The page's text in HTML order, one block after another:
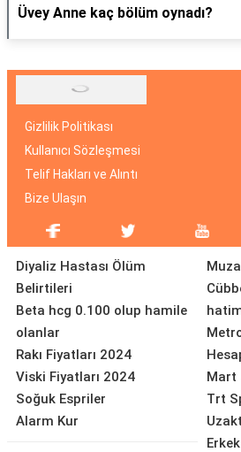
Üvey Anne kaç bölüm oynadı?
Gizlilik Politikası
Kullanıcı Sözleşmesi
Telif Hakları ve Alıntı
Bize Ulaşın
Diyaliz Hastası Ölüm
Belirtileri
Beta hcg 0.100 olup hamile
olanlar
Rakı Fiyatları 2024
Viski Fiyatları 2024
Soğuk Espriler
Alarm Kur
Mart
Trt
Erkek